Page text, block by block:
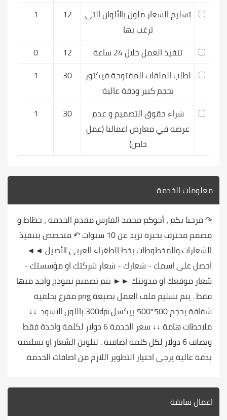
تسليم الشعار ملون بالألوان التي
ترغب بها
12
1
تنفيذ العمل خلال 24 ساعة 12
0
لطلب الملفات المفتوحة فيكتور
بحجم كبير ودقة عالية
30
1
شراء حقوق التصميم و عدم
عرضه في معارض اعمالنا (عمل
خاص)
30
1
معلومات الخدمة
↷ مرحبا بكم ، أخوكم محمد الفارس مقدم الخدمة ، خطّاط و
مصمم محترف بخبرة تزيد عن 10 سنوات ↶ متخصص بتنفيذ
الشعارات والمخطوطات بخط الطغراء العربي الأصيل ◄◄
احصل على اسمك - شعارك - شعار شركتك او مؤسستك -
شعار موقعك او مدونتك ►► يتم تصميم نموذج واحد منها
فقط . يتم تسليم ملف العمل بصيغة png مفرغ بخلفية
شفافة بحجم 500*500 بيكسل 300dpi باللون الاسود. ↓↓
ملاحظات هامة ↓↓ سعر الخدمة 6 دولار لكلمة واحدة فقط
ويضاف 6 دولار لكل كلمة اضافية . لتلوين الشعار او تسليمه
بدقة عالية يرجى اختيار التطوير اللازم من اضافات الخدمة.
اعمال سابقة